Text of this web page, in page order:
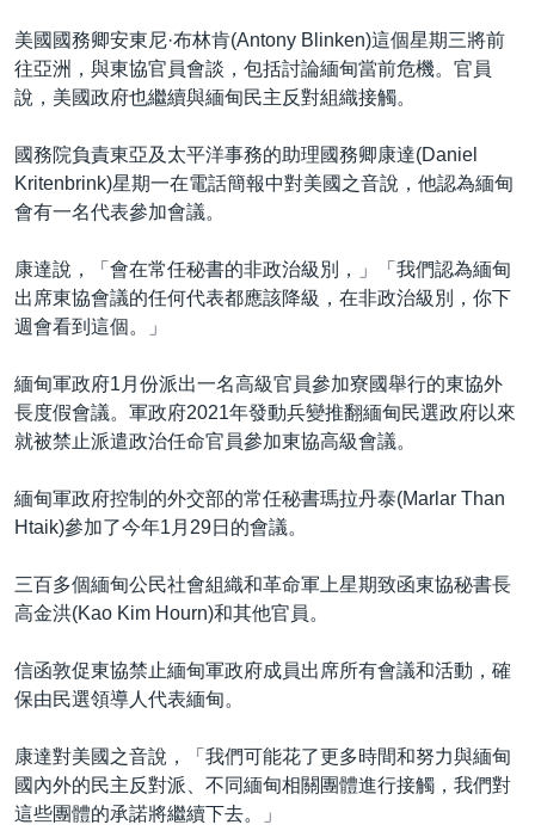
YOUTUBE頻道
港人港心
美國透視
建國史話
廣播節目表
美國國務卿安東尼·布林肯(Antony Blinken)這個星期三將前
往亞洲，與東協官員會談，包括討論緬甸當前危機。官員
說，美國政府也繼續與緬甸民主反對組織接觸。
國務院負責東亞及太平洋事務的助理國務卿康達(Daniel
Kritenbrink)星期一在電話簡報中對美國之音說，他認為緬甸
會有一名代表參加會議。
康達說，「會在常任秘書的非政治級別，」「我們認為緬甸
出席東協會議的任何代表都應該降級，在非政治級別，你下
週會看到這個。」
緬甸軍政府1月份派出一名高級官員參加寮國舉行的東協外
長度假會議。軍政府2021年發動兵變推翻緬甸民選政府以來
就被禁止派遣政治任命官員參加東協高級會議。
緬甸軍政府控制的外交部的常任秘書瑪拉丹泰(Marlar Than
Htaik)參加了今年1月29日的會議。
三百多個緬甸公民社會組織和革命軍上星期致函東協秘書長
高金洪(Kao Kim Hourn)和其他官員。
信函敦促東協禁止緬甸軍政府成員出席所有會議和活動，確
保由民選領導人代表緬甸。
康達對美國之音說，「我們可能花了更多時間和努力與緬甸
國內外的民主反對派、不同緬甸相關團體進行接觸，我們對
這些團體的承諾將繼續下去。」